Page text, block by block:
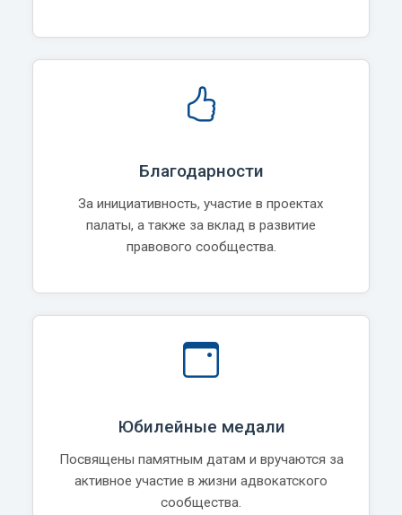
Благодарности
За инициативность, участие в проектах
палаты, а также за вклад в развитие
правового сообщества.
Юбилейные медали
Посвящены памятным датам и вручаются за
активное участие в жизни адвокатского
сообщества.